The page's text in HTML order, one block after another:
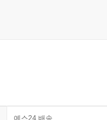
예스24 배송